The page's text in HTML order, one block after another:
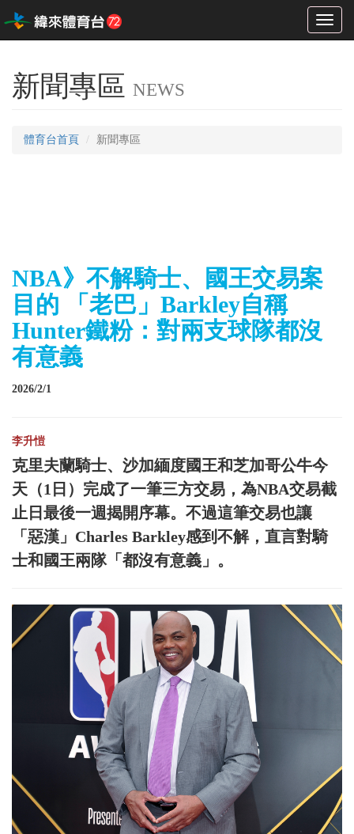
Toggle
新聞專區 NEWS
體育台首頁 新聞專區
NBA》不解騎士、國王交易案
目的 「老巴」Barkley自稱
Hunter鐵粉：對兩支球隊都沒
有意義
2026/2/1
李升愷
克里夫蘭騎士、沙加緬度國王和芝加哥公牛今
天（1日）完成了一筆三方交易，為NBA交易截
止日最後一週揭開序幕。不過這筆交易也讓
「惡漢」Charles Barkley感到不解，直言對騎
士和國王兩隊「都沒有意義」。